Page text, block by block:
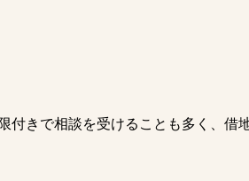
きで相談を受けることも多く、借